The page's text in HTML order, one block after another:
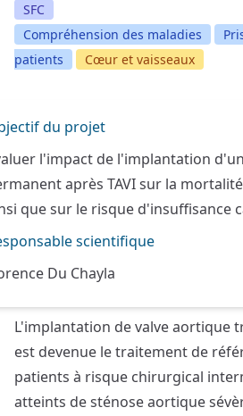
SFC
Compréhension des maladies
patients
Cœur et vaisseaux
du projet
l'impact de l'implantation
après TAVI sur la
que sur le risque d'insuffisance
scientifique
Du Chayla
L'implantation de valve aortique
est devenue le traitement de
patients à risque chirurgical
atteints de sténose aortique